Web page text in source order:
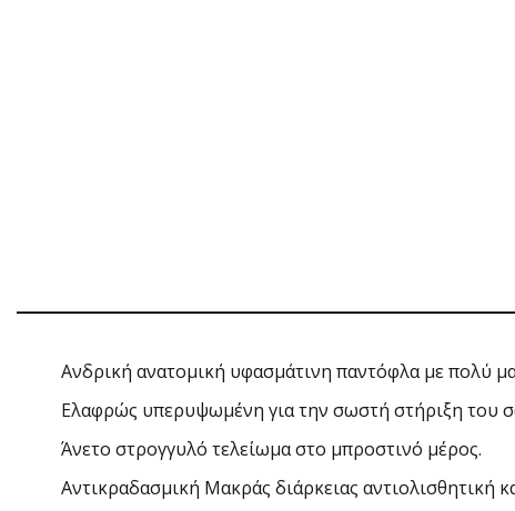
Ανδρική ανατομική υφασμάτινη παντόφλα με πολύ
Ελαφρώς υπερυψωμένη για την σωστή στήριξη του
Άνετο στρογγυλό τελείωμα στο μπροστινό μέρος.
Αντικραδασμική Μακράς διάρκειας αντιολισθητική